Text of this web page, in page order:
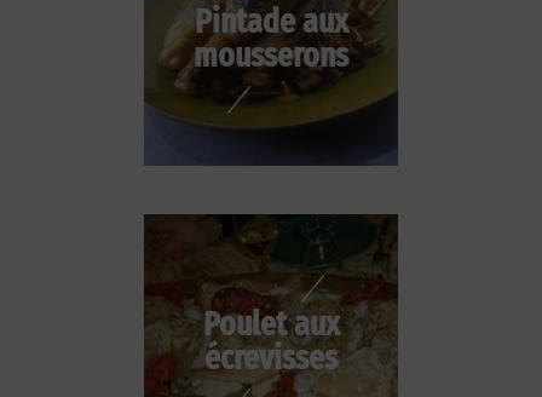
Pintade aux
mousserons
Poulet aux
écrevisses